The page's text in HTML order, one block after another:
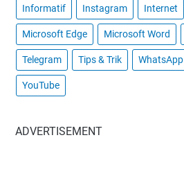
Informatif Instagram Internet
Microsoft Edge Microsoft Word
Telegram Tips & Trik WhatsApp
YouTube
ADVERTISEMENT